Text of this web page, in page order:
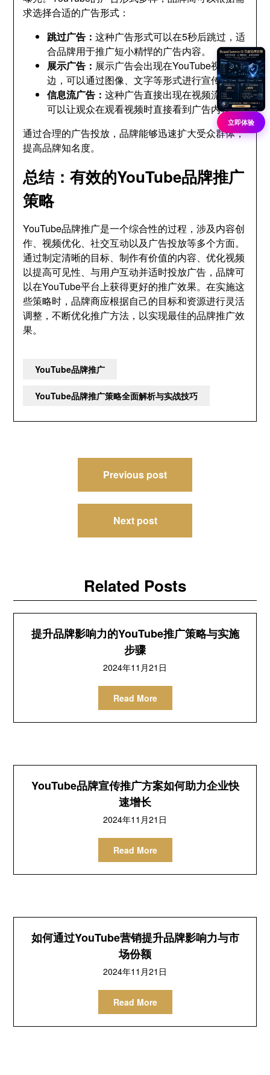
求选择合适的广告形式：
跳过广告：这种广告形式可以在5秒后跳过，适
合品牌用于推广短小精悍的广告内容。
展示广告： 展示广告会出现在YouTube视频旁
边，可以通过图像、文字等形式进行宣传。
信息流广告：这种广告直接出现在视频流中，
可以让观众在观看视频时直接看到广告内容。
通过合理的广告投放，品牌能够迅速扩大受众群体，
提高品牌知名度。
总结：有效的YouTube品牌推广
策略
YouTube品牌推广是一个综合性的过程，涉及内容创
作、视频优化、社交互动以及广告投放等多个方面。
通过制定清晰的目标、制作有价值的内容、优化视频
以提高可见性、与用户互动并适时投放广告，品牌可
以在YouTube平台上获得更好的推广效果。在实施这
些策略时，品牌商应根据自己的目标和资源进行灵活
调整，不断优化推广方法，以实现最佳的品牌推广效
果。
YouTube品牌推广
YouTube品牌推广策略全面解析与实战技巧
Previous post
Next post
Related Posts
提升品牌影响力的YouTube推广策略与实施
步骤
2024年11月21日
Read More
YouTube品牌宣传推广方案如何助力企业快
速增长
2024年11月21日
Read More
如何通过YouTube营销提升品牌影响力与市
场份额
2024年11月21日
Read More
立即体验